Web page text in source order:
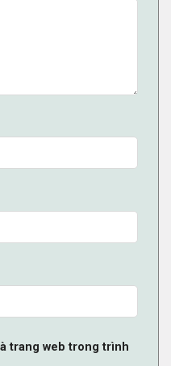
trang web trong trình